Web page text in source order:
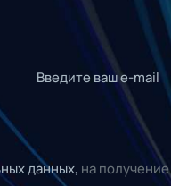
данных, на получение